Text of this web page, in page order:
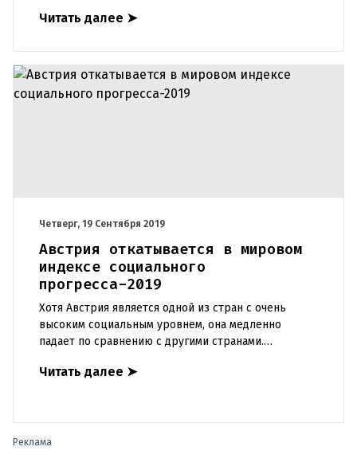
Австрии. Теперь ид
Читать далее ➤
Четверг, 19 Сентября 2019
Австрия откатывается в мировом
индексе социального
прогресса-2019
Хотя Австрия является одной из стран с очень
высоким социальным уровнем, она медленно
падает по сравнению с другими странами.
Austria, прокомментировал Инд
Читать далее ➤
Реклама